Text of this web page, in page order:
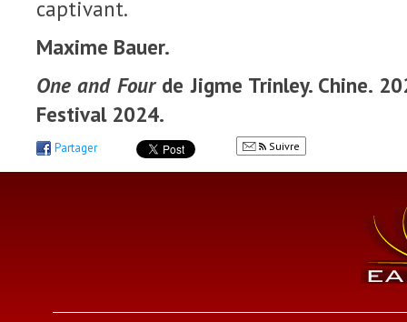
captivant.
Maxime Bauer.
One and Fourde Jigme Trinley. Chine.
Festival 2024.
Partager Suivre